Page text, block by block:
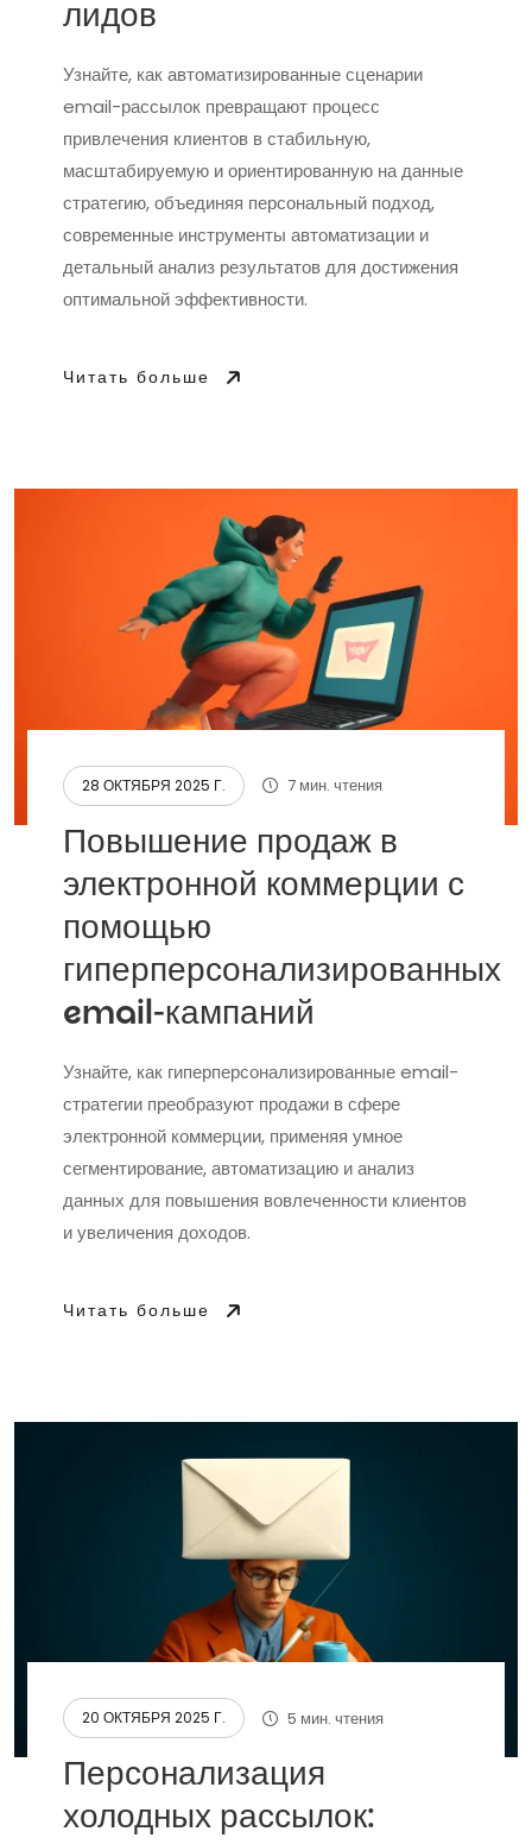
лидов
Узнайте, как автоматизированные сценарии
email-рассылок превращают процесс
привлечения клиентов в стабильную,
масштабируемую и ориентированную на данные
стратегию, объединяя персональный подход,
современные инструменты автоматизации и
детальный анализ результатов для достижения
оптимальной эффективности.
Читать больше
28 ОКТЯБРЯ 2025 Г. 7 мин. чтения
Повышение продаж в
электронной коммерции с
помощью
гиперперсонализированных
email-кампаний
Узнайте, как гиперперсонализированные email-
стратегии преобразуют продажи в сфере
электронной коммерции, применяя умное
сегментирование, автоматизацию и анализ
данных для повышения вовлеченности клиентов
и увеличения доходов.
Читать больше
20 ОКТЯБРЯ 2025 Г. 5 мин. чтения
Персонализация
холодных рассылок: